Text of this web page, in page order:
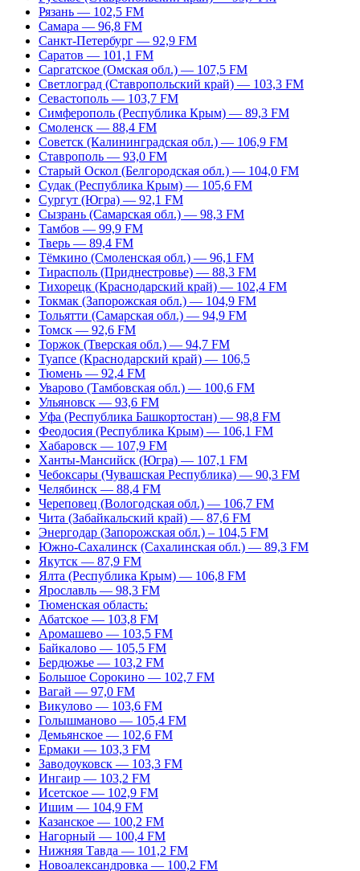
Рязань — 102,5 FM
Самара — 96,8 FM
Санкт-Петербург — 92,9 FM
Саратов — 101,1 FM
Саргатское (Омская обл.) — 107,5 FM
Светлоград (Ставропольский край) — 103,3 FM
Севастополь — 103,7 FM
Симферополь (Республика Крым) — 89,3 FM
Смоленск — 88,4 FM
Советск (Калининградская обл.) — 106,9 FM
Ставрополь — 93,0 FM
Старый Оскол (Белгородская обл.) — 104,0 FM
Судак (Республика Крым) — 105,6 FM
Сургут (Югра) — 92,1 FM
Сызрань (Самарская обл.) — 98,3 FM
Тамбов — 99,9 FM
Тверь — 89,4 FM
Тёмкино (Смоленская обл.) — 96,1 FM
Тирасполь (Приднестровье) — 88,3 FM
Тихорецк (Краснодарский край) — 102,4 FM
Токмак (Запорожская обл.) — 104,9 FM
Тольятти (Самарская обл.) — 94,9 FM
Томск — 92,6 FM
Торжок (Тверская обл.) — 94,7 FM
Туапсе (Краснодарский край) — 106,5
Тюмень — 92,4 FM
Уварово (Тамбовская обл.) — 100,6 FM
Ульяновск — 93,6 FM
Уфа (Республика Башкортостан) — 98,8 FM
Феодосия (Республика Крым) — 106,1 FM
Хабаровск — 107,9 FM
Ханты-Мансийск (Югра) — 107,1 FM
Чебоксары (Чувашская Республика) — 90,3 FM
Челябинск — 88,4 FM
Череповец (Вологодская обл.) — 106,7 FM
Чита (Забайкальский край) — 87,6 FM
Энергодар (Запорожская обл.) – 104,5 FM
Южно-Сахалинск (Сахалинская обл.) — 89,3 FM
Якутск — 87,9 FM
Ялта (Республика Крым) — 106,8 FM
Ярославль — 98,3 FM
Тюменская область:
Абатское — 103,8 FM
Аромашево — 103,5 FM
Байкалово — 105,5 FM
Бердюжье — 103,2 FM
Большое Сорокино — 102,7 FM
Вагай — 97,0 FM
Викулово — 103,6 FM
Голышманово — 105,4 FM
Демьянское — 102,6 FM
Ермаки — 103,3 FM
Заводоуковск — 103,3 FM
Ингаир — 103,2 FM
Исетское — 102,9 FM
Ишим — 104,9 FM
Казанское — 100,2 FM
Нагорный — 100,4 FM
Нижняя Тавда — 101,2 FM
Новоалександровка — 100,2 FM